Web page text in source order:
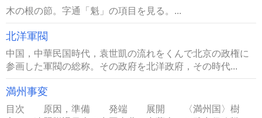
木の根の節。字通「魁」の項目を見る。...
北洋軍閥
中国，中華民国時代，袁世凱の流れをくんで北京の政権に
参画した軍閥の総称。その政府を北洋政府，その時代...
満州事変
目次 原因，準備 発端 展開 〈満州国〉樹